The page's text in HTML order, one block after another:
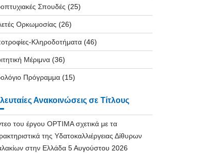
Σπουδές (25)
Ορκωμοσίας (26)
Κληροδοτήματα(46)
Μέριμνα(36)
Πρόγραμμα(15)
Ανακοινώσεις σε Τίτλους
του έργου OPTIMA σχετικά με τα
της Υδατοκαλλιέργειας Δίθυρων
στην Ελλάδα 5 Αυγούστου 2026